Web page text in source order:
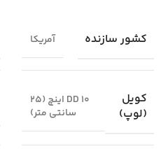
کشور سازنده آمریکا
کویل
(لوپ)
10 DD اینچ (25
سانتی متر)